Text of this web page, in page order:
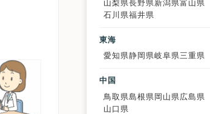
山梨県長野県 新潟県富山県
石川県福井県
東海
愛知県静岡県岐阜県三重県
中国
鳥取県島根県 岡山県 広島県
山口県